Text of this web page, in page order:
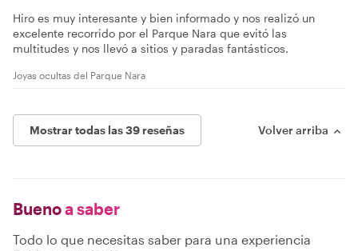
Hiro es muy interesante y bien informado y nos realizó un
excelente recorrido por el Parque Nara que evitó las
multitudes y nos llevó a sitios y paradas fantásticos.
Joyas ocultas del Parque Nara
Mostrar todas las 39 reseñas Volver arriba
Buenoa saber
Todo lo que necesitas saber para una experiencia